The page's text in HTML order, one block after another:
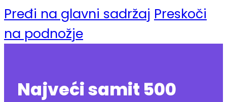
Pređi na glavni sadržaj Preskoči
na podnožje
Najveći samit 500